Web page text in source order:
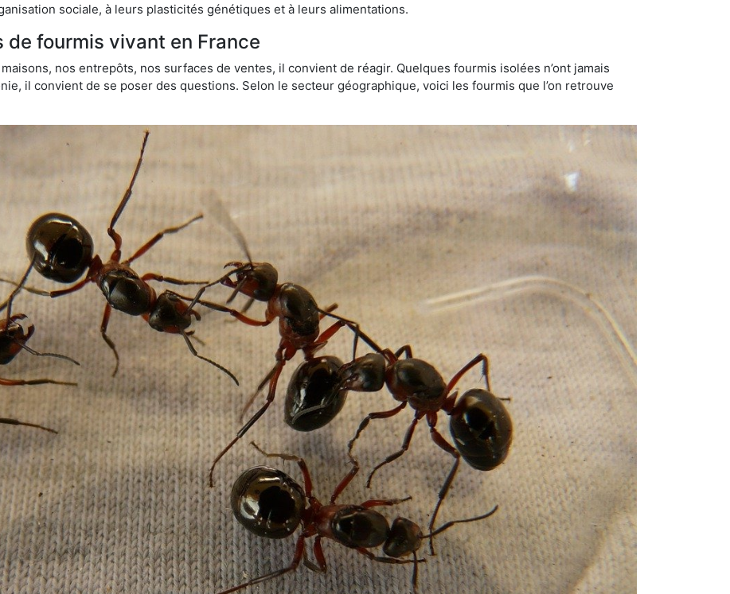
sociale, à leurs plasticités génétiques et à leurs alimentations.
fourmis vivant en France
nos entrepôts, nos surfaces de ventes, il convient de réagir. Quelques fourmis isolées n’ont jamais
il convient de se poser des questions. Selon le secteur géographique, voici les fourmis que l’on retrouve